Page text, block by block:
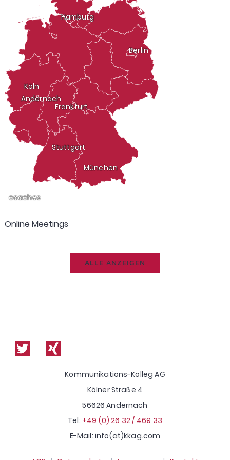
Andernach
Berlin
coaches
Frankfurt
Hamburg
Köln
München
Stuttgart
Online Meetings
ALLE ANZEIGEN
Kommunikations-Kolleg AG
Kölner Straße 4
56626 Andernach
Tel: +49 (0) 26 32 / 469 33
E-Mail: info(at)kkag.com